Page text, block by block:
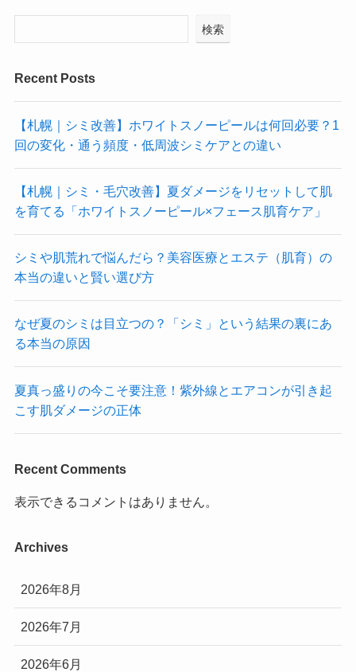
検索
Recent Posts
【札幌｜シミ改善】ホワイトスノーピールは何回必要？1
回の変化・通う頻度・低周波シミケアとの違い
【札幌｜シミ・毛穴改善】夏ダメージをリセットして肌
を育てる「ホワイトスノーピール×フェース肌育ケア」
シミや肌荒れで悩んだら？美容医療とエステ（肌育）の
本当の違いと賢い選び方
なぜ夏のシミは目立つの？「シミ」という結果の裏にあ
る本当の原因
夏真っ盛りの今こそ要注意！紫外線とエアコンが引き起
こす肌ダメージの正体
Recent Comments
表示できるコメントはありません。
Archives
2026年8月
2026年7月
2026年6月